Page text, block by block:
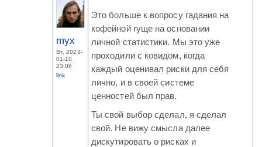
myx
Вт, 2023-
01-10
23:06
link
Это больше к вопросу гадания на
кофейной гуще на основании
личной статистики. Мы это уже
проходили с ковидом, когда
каждый оценивал риски для себя
лично, и в своей системе
ценностей был прав.
Ты свой выбор сделал, я сделал
свой. Не вижу смысла далее
дискутировать о рисках и